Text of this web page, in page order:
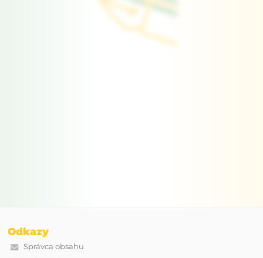
Odkazy
Správca obsahu